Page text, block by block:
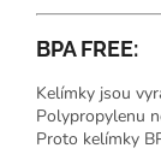
BPA FREE:
Kelímky jsou
Polypropylenu
Proto kelímky